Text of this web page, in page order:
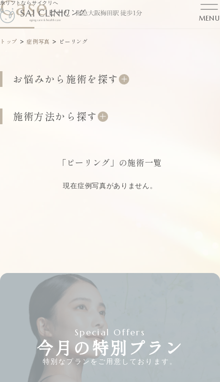
糸リフトならサイクリへ
MENU
Caseピーリング
トップ >症例写真 > ピーリング
お悩みから施術を探す
施術方法から探す
「ピーリング」の施術一覧
現在症例写真がありません。
Special Offers
今月の特別プラン
特別なプランをご用意しております。